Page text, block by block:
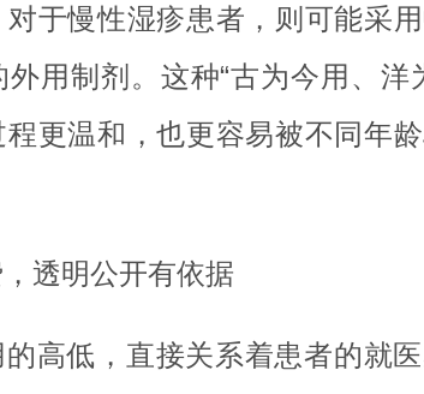
于慢性湿疹患者，则可能采
用制剂。这种“古为今用、洋
更温和，也更容易被不同年
透明公开有依据
的高低，直接关系着患者的就